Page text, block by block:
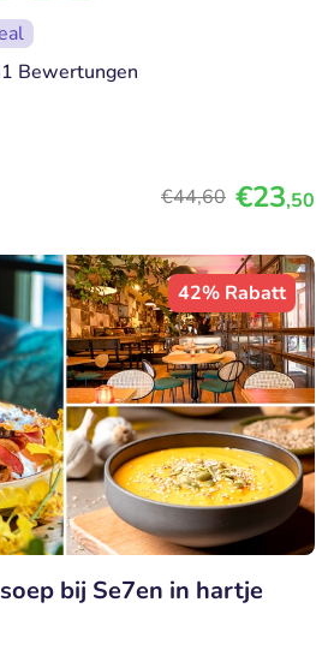
Bewertungen
€44,60 €23,50
42% Rabatt
bij Se7en in hartje